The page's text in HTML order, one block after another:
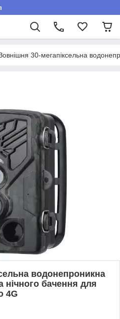
30-мегапіксельна
водонепроникна
нічного бачення для
4G